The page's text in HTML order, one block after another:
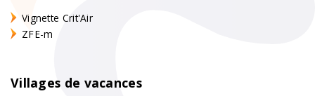
Vignette Crit'Air
ZFE-m
Villages de vacances